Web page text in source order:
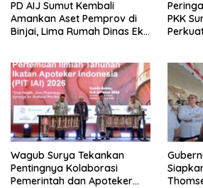
PD AIJ Sumut Kembali
Amankan Aset Pemprov di
Binjai, Lima Rumah Dinas Eks
PKK
Wagub Surya Tekankan
Pentingnya Kolaborasi
Pemerintah dan Apoteker